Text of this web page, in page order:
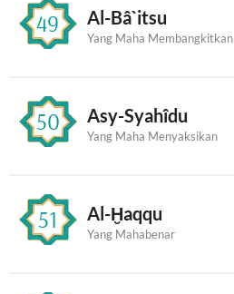
49 Al-Bâ`itsu
Yang Maha Membangkitkan
50 Asy-Syahîdu
Yang Maha Menyaksikan
51 Al-Ḫaqqu
Yang Mahabenar